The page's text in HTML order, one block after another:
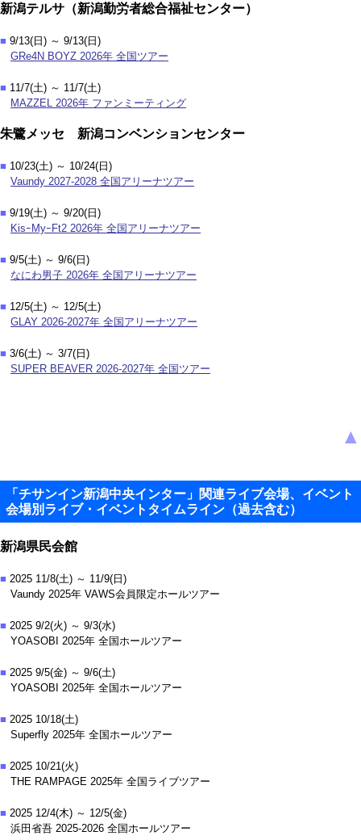
新潟テルサ（新潟勤労者総合福祉センター）
■ 9/13(日) ～ 9/13(日)
GRe4N BOYZ 2026年 全国ツアー
■ 11/7(土) ～ 11/7(土)
MAZZEL 2026年 ファンミーティング
朱鷺メッセ 新潟コンベンションセンター
■ 10/23(土) ～ 10/24(日)
Vaundy 2027-2028 全国アリーナツアー
■ 9/19(土) ～ 9/20(日)
KisｰMyｰFt2 2026年 全国アリーナツアー
■ 9/5(土) ～ 9/6(日)
なにわ男子 2026年 全国アリーナツアー
■ 12/5(土) ～ 12/5(土)
GLAY 2026-2027年 全国アリーナツアー
■ 3/6(土) ～ 3/7(日)
SUPER BEAVER 2026-2027年 全国ツアー
▲
「チサンイン新潟中央インター」関連ライブ会場、イベント
会場別ライブ・イベントタイムライン（過去含む）
新潟県民会館
■ 2025 11/8(土) ～ 11/9(日)
Vaundy 2025年 VAWS会員限定ホールツアー
■ 2025 9/2(火) ～ 9/3(水)
YOASOBI 2025年 全国ホールツアー
■ 2025 9/5(金) ～ 9/6(土)
YOASOBI 2025年 全国ホールツアー
■ 2025 10/18(土)
Superfly 2025年 全国ホールツアー
■ 2025 10/21(火)
THE RAMPAGE 2025年 全国ライブツアー
■ 2025 12/4(木) ～ 12/5(金)
浜田省吾 2025-2026 全国ホールツアー